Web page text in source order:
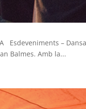
Esdeveniments –
Balmes. Amb la...